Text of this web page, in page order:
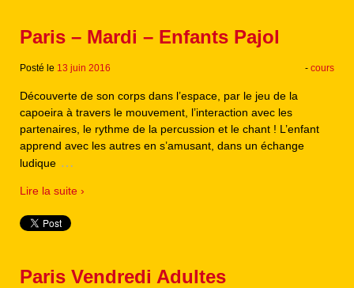
Paris – Mardi – Enfants Pajol
Posté le 13 juin 2016 - cours
Découverte de son corps dans l’espace, par le jeu de la
capoeira à travers le mouvement, l’interaction avec les
partenaires, le rythme de la percussion et le chant ! L’enfant
apprend avec les autres en s’amusant, dans un échange
ludique …
Lire la suite ›
Paris Vendredi Adultes